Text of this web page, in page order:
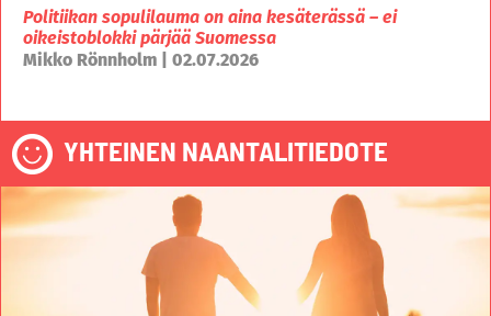
Politiikan sopulilauma on aina kesäterässä – ei
oikeistoblokki pärjää Suomessa
Mikko Rönnholm | 02.07.2026
YHTEINEN NAANTALITIEDOTE